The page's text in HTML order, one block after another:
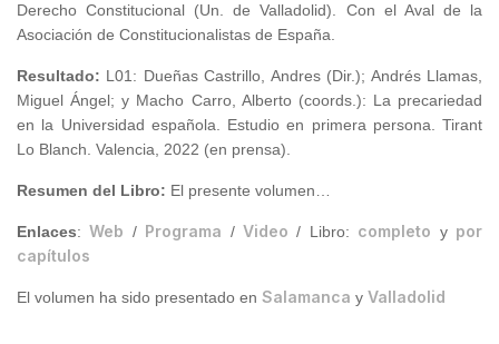
Derecho Constitucional (Un. de Valladolid). Con el Aval de la
Asociación de Constitucionalistas de España.
Resultado: L01: Dueñas Castrillo, Andres (Dir.); Andrés Llamas,
Miguel Ángel; y Macho Carro, Alberto (coords.): La precariedad
en la Universidad española. Estudio en primera persona. Tirant
Lo Blanch. Valencia, 2022 (en prensa).
Resumen del Libro: El presente volumen…
Enlaces:Web / Programa /Video / Libro: completo y por
capítulos
El volumen ha sido presentado en Salamanca y Valladolid